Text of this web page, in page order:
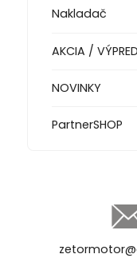
Nakladač
AKCIA /
NOVINKY
PartnerSHOP